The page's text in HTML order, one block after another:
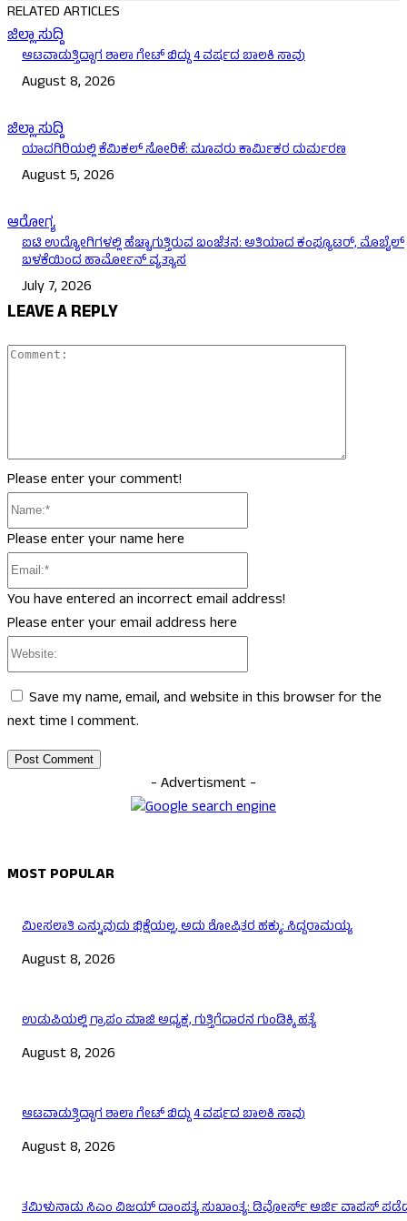
RELATED ARTICLES
ಜಿಲ್ಲಾ ಸುದ್ದಿ
ಆಟವಾಡುತ್ತಿದ್ದಾಗ ಶಾಲಾ ಗೇಟ್‌ ಬಿದ್ದು 4 ವರ್ಷದ ಬಾಲಕಿ ಸಾವು
August 8, 2026
ಜಿಲ್ಲಾ ಸುದ್ದಿ
ಯಾದಗಿರಿಯಲ್ಲಿ ಕೆಮಿಕಲ್ ಸೋರಿಕೆ: ಮೂವರು ಕಾರ್ಮಿಕರ ದುರ್ಮರಣ
August 5, 2026
ಆರೋಗ್ಯ
ಐಟಿ ಉದ್ಯೋಗಿಗಳಲ್ಲಿ ಹೆಚ್ಚಾಗುತ್ತಿರುವ ಬಂಜೆತನ: ಅತಿಯಾದ ಕಂಪ್ಯೂಟರ್‌, ಮೊಬೈಲ್‌
ಬಳಕೆಯಿಂದ ಹಾರ್ಮೋನ್ ವ್ಯತ್ಯಾಸ
July 7, 2026
LEAVE A REPLY
Please enter your comment!
Please enter your name here
You have entered an incorrect email address!
Please enter your email address here
Save my name, email, and website in this browser for the
next time I comment.
- Advertisment -
MOST POPULAR
ಮೀಸಲಾತಿ ಎನ್ನುವುದು ಭಿಕ್ಷೆಯಲ್ಲ, ಅದು ಶೋಷಿತರ ಹಕ್ಕು: ಸಿದ್ದರಾಮಯ್ಯ
August 8, 2026
ಉಡುಪಿಯಲ್ಲಿ ಗ್ರಾಪಂ ಮಾಜಿ ಅಧ್ಯಕ್ಷ, ಗುತ್ತಿಗೆದಾರನ ಗುಂಡಿಕ್ಕಿ ಹತ್ಯೆ
August 8, 2026
ಆಟವಾಡುತ್ತಿದ್ದಾಗ ಶಾಲಾ ಗೇಟ್‌ ಬಿದ್ದು 4 ವರ್ಷದ ಬಾಲಕಿ ಸಾವು
August 8, 2026
ತಮಿಳುನಾಡು ಸಿಎಂ ವಿಜಯ್‌ ದಾಂಪತ್ಯ ಸುಖಾಂತ್ಯ: ಡಿವೋರ್ಸ್‌ ಅರ್ಜಿ ವಾಪಸ್‌